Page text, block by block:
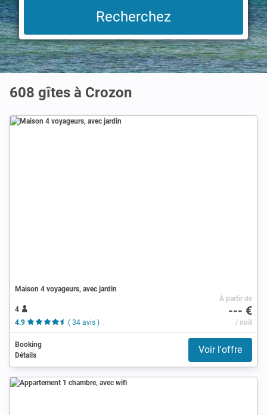
608 gîtes à Crozon
Maison 4 voyageurs, avec jardin
4
4.9
( 34 avis )
À partir de
--- €
/ nuit
Booking
Détails
Voir l'offre